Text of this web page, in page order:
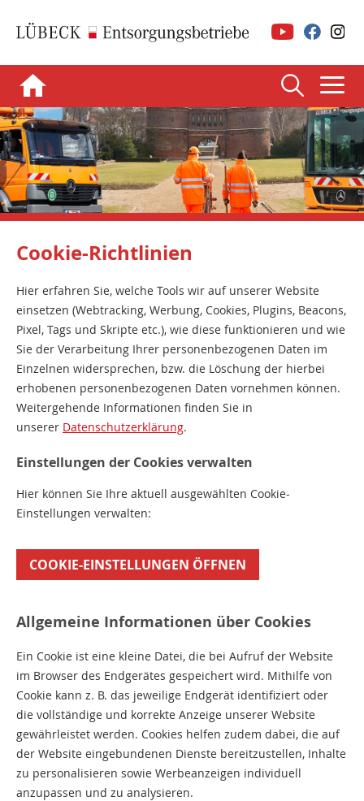
Cookie-Richtlinien
Hier erfahren Sie, welche Tools wir auf unserer Website
einsetzen (Webtracking, Werbung, Cookies, Plugins, Beacons,
Pixel, Tags und Skripte etc.), wie diese funktionieren und wie
Sie der Verarbeitung Ihrer personenbezogenen Daten im
Einzelnen widersprechen, bzw. die Löschung der hierbei
erhobenen personenbezogenen Daten vornehmen können.
Weitergehende Informationen finden Sie in
unserer Datenschutzerklärung.
Einstellungen der Cookies verwalten
Hier können Sie Ihre aktuell ausgewählten Cookie-
Einstellungen verwalten:
COOKIE-EINSTELLUNGEN ÖFFNEN
Allgemeine Informationen über Cookies
Ein Cookie ist eine kleine Datei, die bei Aufruf der Website
im Browser des Endgerätes gespeichert wird. Mithilfe von
Cookie kann z. B. das jeweilige Endgerät identifiziert oder
die vollständige und korrekte Anzeige unserer Website
gewährleistet werden. Cookies helfen zudem dabei, die auf
der Website eingebundenen Dienste bereitzustellen, Inhalte
zu personalisieren sowie Werbeanzeigen individuell
anzupassen und zu analysieren.